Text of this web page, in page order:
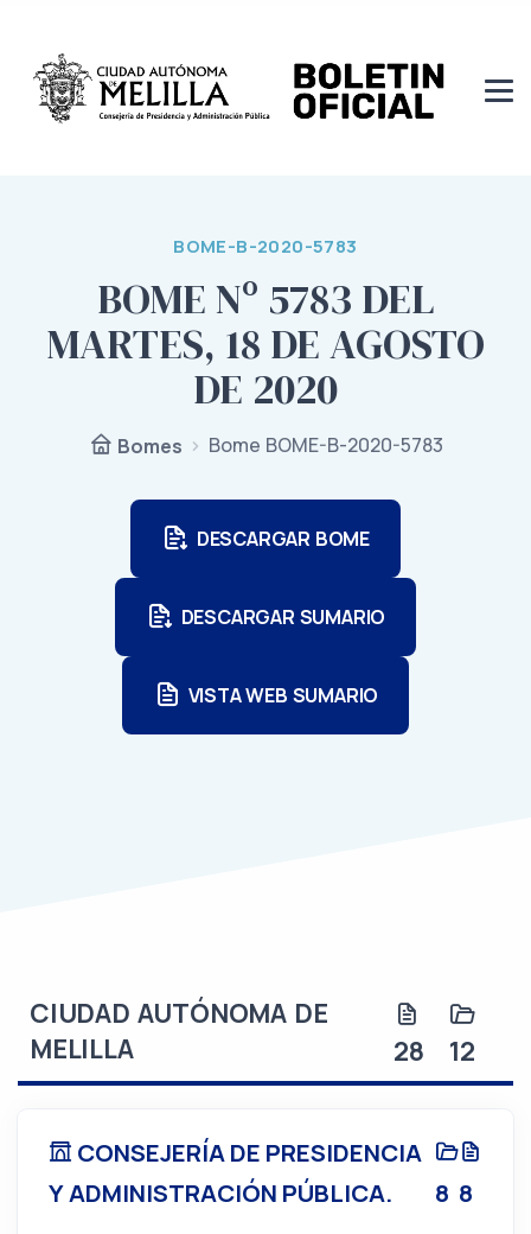
BOME-B-2020-5783
BOME Nº 5783 DEL
MARTES, 18 DE AGOSTO
DE 2020
Bomes Bome BOME-B-2020-5783
DESCARGAR BOME
DESCARGAR SUMARIO
VISTA WEB SUMARIO
CIUDAD AUTÓNOMA DE
MELILLA
28 12
CONSEJERÍA DE PRESIDENCIA
Y ADMINISTRACIÓN PÚBLICA.
8 8